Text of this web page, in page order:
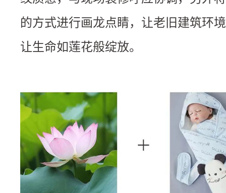
的方式进行画龙点睛，让老旧建筑环
让生命如莲花般绽放。